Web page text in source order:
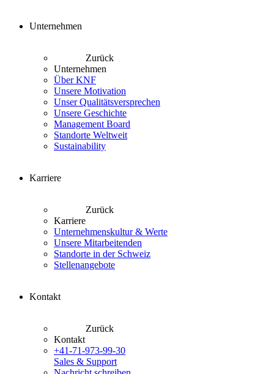
Unternehmen
Zurück
Unternehmen
Über KNF
Unsere Motivation
Unser Qualitätsversprechen
Unsere Geschichte
Management Board
Standorte Weltweit
Sustainability
Karriere
Zurück
Karriere
Unternehmenskultur & Werte
Unsere Mitarbeitenden
Standorte in der Schweiz
Stellenangebote
Kontakt
Zurück
Kontakt
+41-71-973-99-30
Sales & Support